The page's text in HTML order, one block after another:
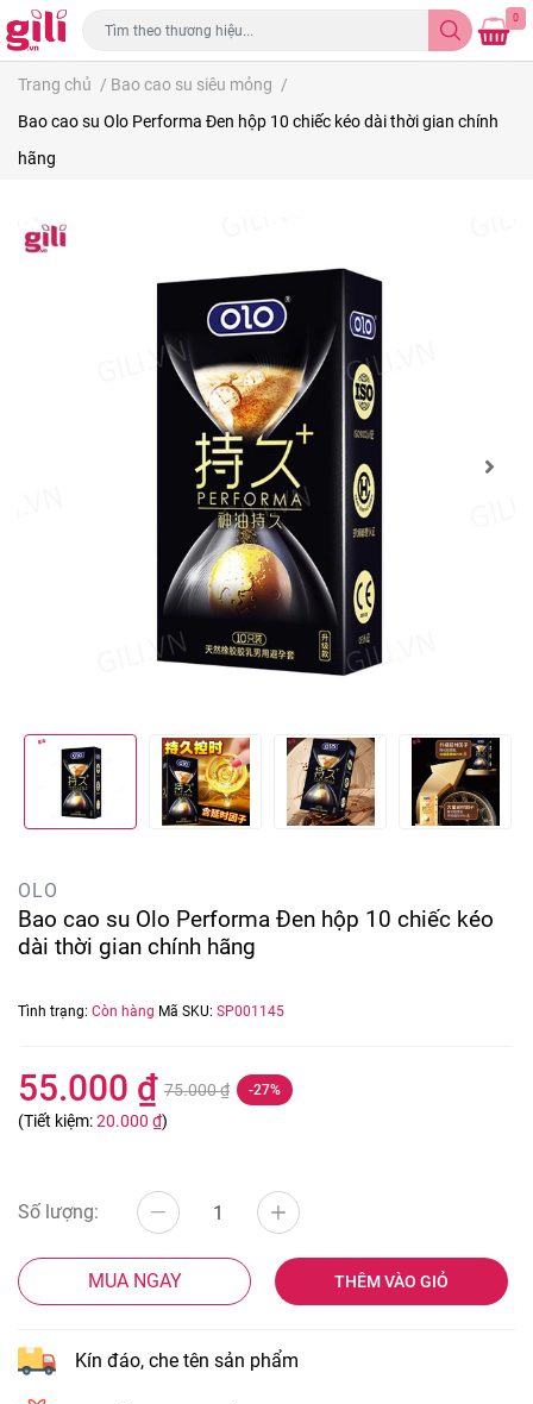
0
Trang chủ / Bao cao su siêu mỏng /
Bao cao su Olo Performa Đen hộp 10 chiếc kéo dài thời gian chính
hãng
OLO
Bao cao su Olo Performa Đen hộp 10 chiếc kéo
dài thời gian chính hãng
Tình trạng: Còn hàng Mã SKU: SP001145
55.000 ₫ 75.000 ₫ -27%
(Tiết kiệm:20.000 ₫)
Số lượng:
MUA NGAY THÊM VÀO GIỎ
Kín đáo, che tên sản phẩm